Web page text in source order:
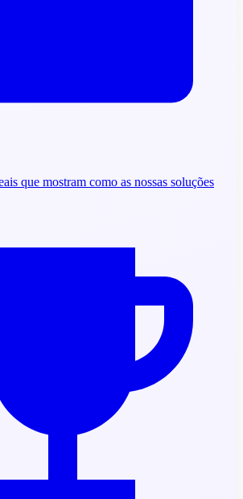
que mostram como as nossas soluções